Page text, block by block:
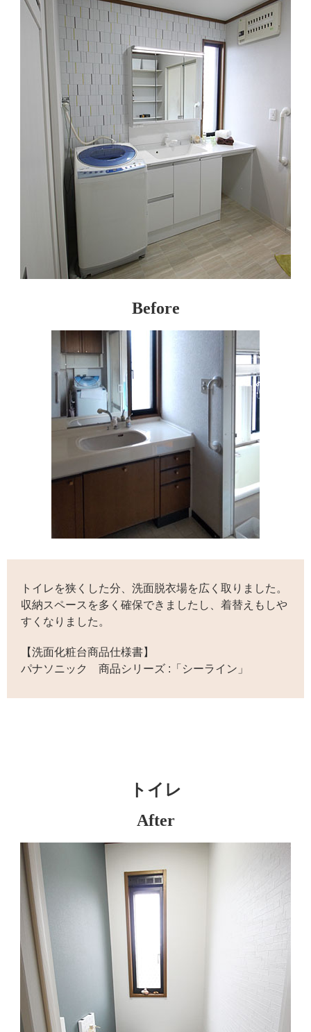
Before
トイレを狭くした分、洗面脱衣場を広く取りました。
収納スペースを多く確保できましたし、着替えもしや
すくなりました。
【洗面化粧台商品仕様書】
パナソニック 商品シリーズ :「シーライン」
トイレ
After